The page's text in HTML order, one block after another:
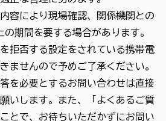
容により現場確認、関係機関との
期間を要する場合があります。
拒否する設定をされている携帯電
ませんので予めご了承ください。
を必要とするお問い合わせは直接
いします。また、「よくあるご質
とで、お待ちいただかずにお問い